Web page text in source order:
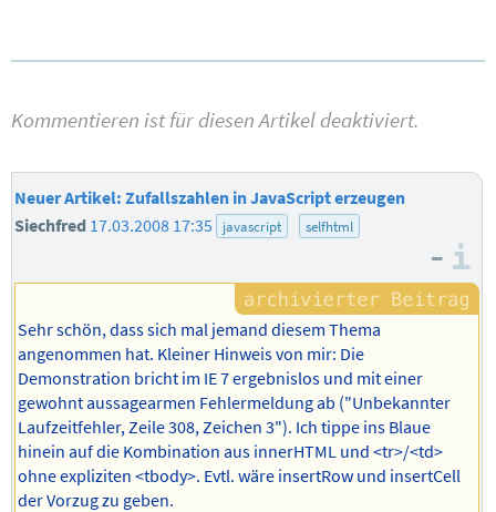
Kommentieren ist für diesen Artikel deaktiviert.
Neuer Artikel: Zufallszahlen in JavaScript erzeugen
Siechfred 17.03.2008 17:35 javascript selfhtml
–
Sehr schön, dass sich mal jemand diesem Thema
angenommen hat. Kleiner Hinweis von mir: Die
Demonstration bricht im IE 7 ergebnislos und mit einer
gewohnt aussagearmen Fehlermeldung ab ("Unbekannter
Laufzeitfehler, Zeile 308, Zeichen 3"). Ich tippe ins Blaue
hinein auf die Kombination aus innerHTML und <tr>/<td>
ohne expliziten <tbody>. Evtl. wäre insertRow und insertCell
der Vorzug zu geben.